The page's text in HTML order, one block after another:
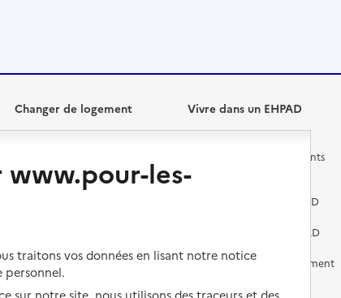
Changer de logement
Vivre dans une résidence avec
Vivre en accueil familial
Autres solutions de logement
Vivre dans un EHPAD
Les différents établissements
Préparer l'entrée en EHPAD
Aides financières en EHPAD
Prévention, accompagnement
www.pour-les-
traitons vos données en lisant notre notice
personnel.